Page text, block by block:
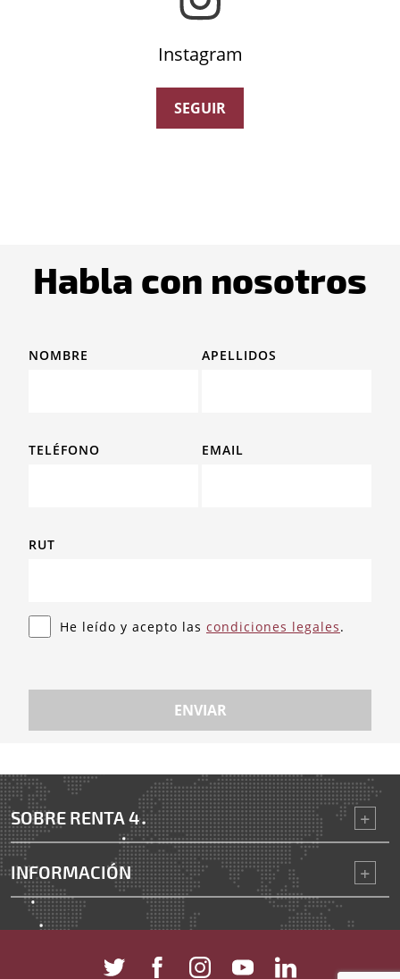
Instagram
SEGUIR
Habla con nosotros
NOMBRE APELLIDOS
TELÉFONO EMAIL
RUT
He leído y acepto las condiciones legales.
ENVIAR
SOBRE RENTA 4
INFORMACIÓN